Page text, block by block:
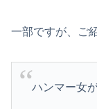
一部ですが、ご
ハンマー女